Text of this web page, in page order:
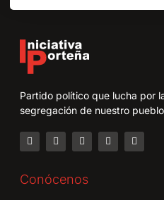
Partido político que lucha por
segregación de nuestro
Conócenos